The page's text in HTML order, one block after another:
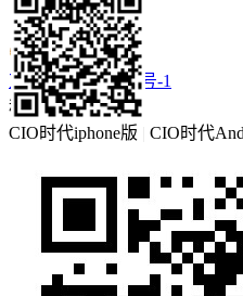
更多>>
京ICP备16057460号-1
移动客户端
CIO时代iphone版
CIO时代